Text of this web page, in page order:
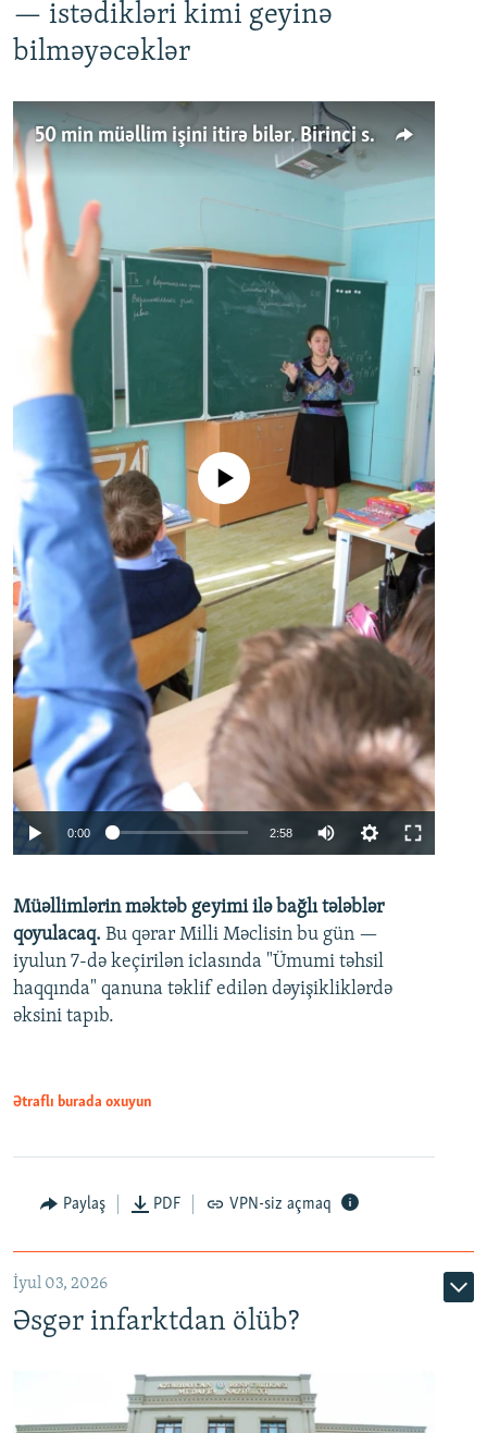
— istədikləri kimi geyinə
bilməyəcəklər
50 min müəllim işini itirə bilər. Birinci sinfə gedənlər azalır
Auto 240p 360p 480p
720p 1080p
No media source currently available
0:00 2:58
360p
480p
720p
Müəllimlərin məktəb geyimi ilə bağlı tələblər
qoyulacaq. Bu qərar Milli Məclisin bu gün —
iyulun 7-də keçirilən iclasında "Ümumi təhsil
haqqında" qanuna təklif edilən dəyişikliklərdə
əksini tapıb.
Ətraflı burada oxuyun
Paylaş PDF VPN-siz açmaq
İyul 03, 2026
Əsgər infarktdan ölüb?